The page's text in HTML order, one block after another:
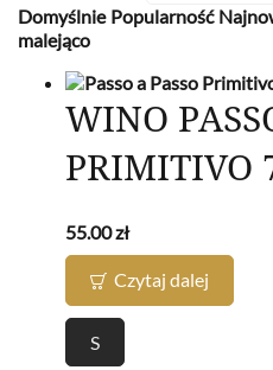
Domyślnie Popularność
malejąco
WINO
PRIMITIVO
55.00zł
Czytaj dalej
S